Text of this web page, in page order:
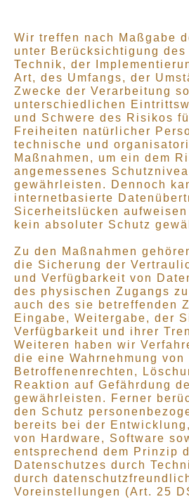
Wir treffen nach Maßgabe
unter Berücksichtigung des
Technik, der
Art, des Umfangs, der
Zwecke der Verarbeitung
unterschiedlichen
und Schwere des Risikos
Freiheiten natürlicher
technische und
Maßnahmen, um ein dem
angemessenes
gewährleisten. Dennoch
internetbasierte
Sicerheitslücken
kein absoluter Schutz
Zu den Maßnahmen
die Sicherung der
und Verfügbarkeit von
des physischen Zugangs
auch des sie betreffenden
Eingabe, Weitergabe, der
Verfügbarkeit und ihrer
Weiteren haben wir
die eine Wahrnehmung von
Betroffenenrechten,
Reaktion auf Gefährdung
gewährleisten. Ferner
den Schutz
bereits bei der
von Hardware, Software
entsprechend dem Prinzip
Datenschutzes durch
durch
Voreinstellungen (Art. 25